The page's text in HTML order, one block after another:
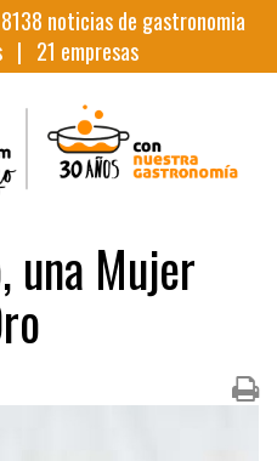
noticias de gastronomia
| 21 empresas
una Mujer